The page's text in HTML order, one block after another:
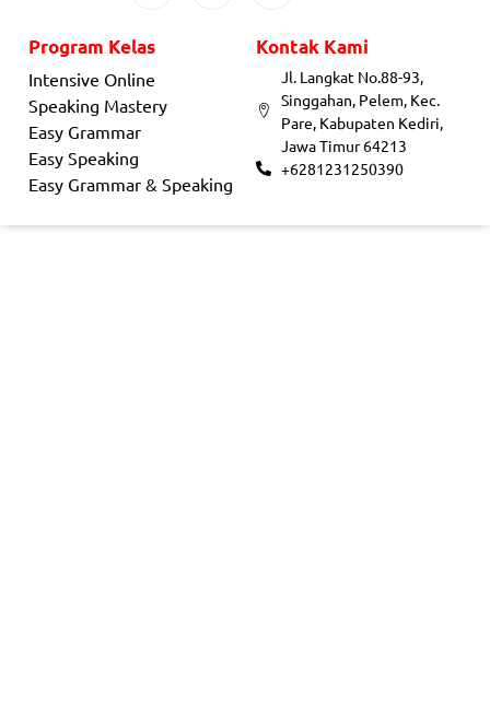
Program Kelas
Intensive Online
Speaking Mastery
Easy Grammar
Easy Speaking
Easy Grammar & Speaking
Kontak Kami
Jl. Langkat No.88-93,
Singgahan, Pelem, Kec.
Pare, Kabupaten Kediri,
Jawa Timur 64213
+6281231250390